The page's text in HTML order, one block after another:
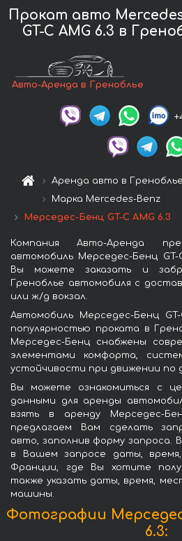
Прокат авто
GT-C AMG 6.3 в
Авто-Аренда в Греноблье
Аренда авто в Греноблье
Марка Mercedes-Benz
Мерседес-Бенц GT-C AMG 6.3
Компания Авто-Аренда
автомобиль Мерседес-Бенц GT-
Вы можете заказать и
Греноблье автомобиля с
или ж/д вокзал.
Автомобиль Мерседес-Бенц
популярностью проката в
Мерседес-Бенц снабжены
элементами комфорта,
устойчивости при движении по
Вы можете ознакомиться с
данными для аренды
взять в аренду Мерседес-
предлагаем Вам сделать
авто, заполнив форму запроса.
в Вашем запросе даты,
Франции, где Вы хотите
также указать даты, время,
машины.
Фотографии
6.3: